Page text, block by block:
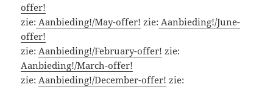
offer!
zie: Aanbieding!/May-offer! zie: Aanbieding!/June-
offer!
zie:Aanbieding!/February-offer! zie:
Aanbieding!/March-offer!
zie:Aanbieding!/December-offer! zie: